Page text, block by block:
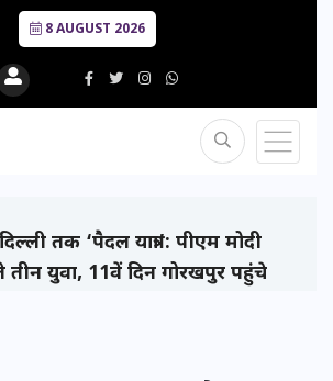
8 AUGUST 2026
तक ‘पैदल यात्रा’: पीएम मोदी
युवा, 11वें दिन गोरखपुर पहुंचे